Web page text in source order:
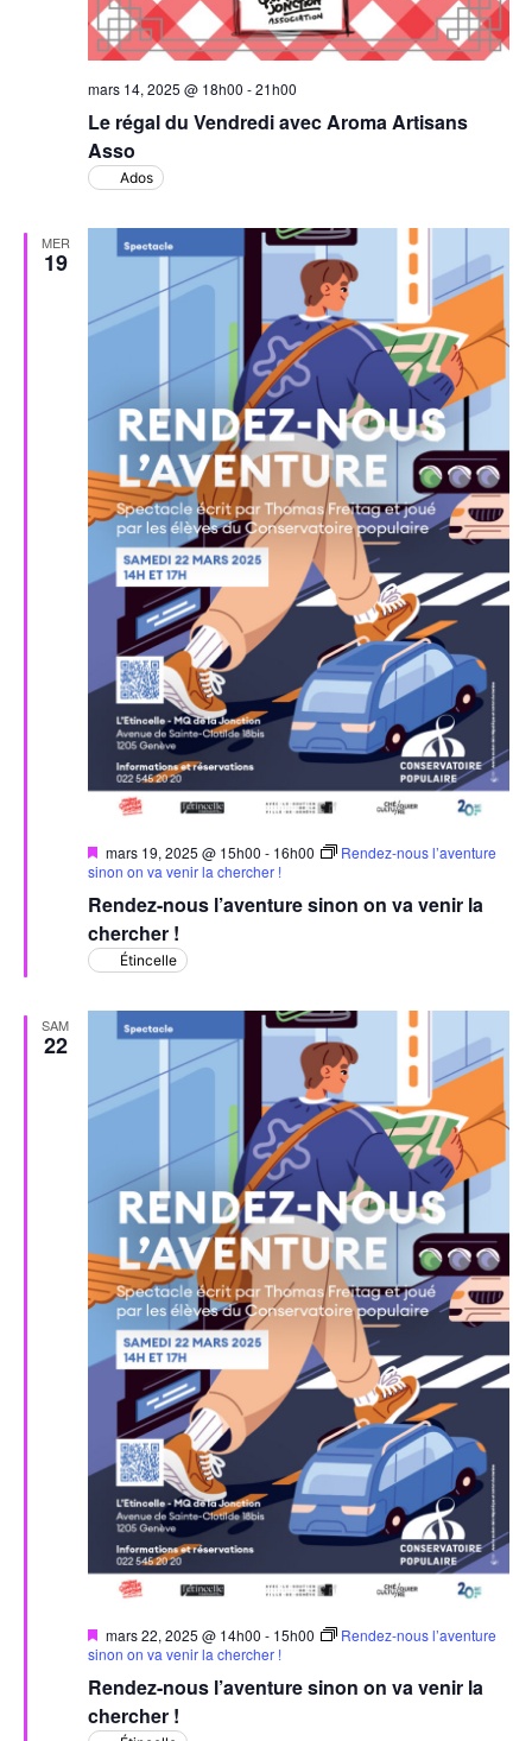
Le régal du Vendredi avec Aroma Artisans
Asso
mars 14, 2025 @ 18h00 -21h00
Ados
MER
19
Rendez-nous l’aventure sinon on va venir la
chercher !
Mis
en
mars 19, 2025 @ 15h00 - 16h00
Rendez-nous l’aventure
sinon on va venir la chercher !
Étincelle
SAM
22
Rendez-nous l’aventure sinon on va venir la
chercher !
Mis
en
mars 22, 2025 @ 14h00 - 15h00
Rendez-nous l’aventure
sinon on va venir la chercher !